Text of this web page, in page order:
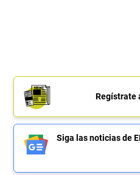
Regístrate
Siga las noticias de